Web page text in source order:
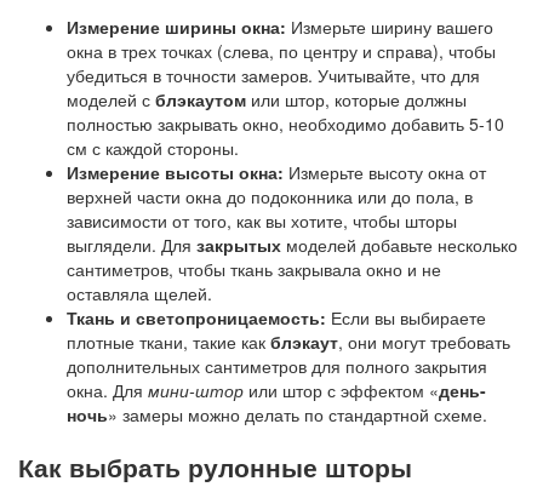
Измерение ширины окна: Измерьте ширину вашего
окна в трех точках (слева, по центру и справа), чтобы
убедиться в точности замеров. Учитывайте, что для
моделей с блэкаутом или штор, которые должны
полностью закрывать окно, необходимо добавить 5-10
см с каждой стороны.
Измерение высоты окна: Измерьте высоту окна от
верхней части окна до подоконника или до пола, в
зависимости от того, как вы хотите, чтобы шторы
выглядели. Для закрытых моделей добавьте несколько
сантиметров, чтобы ткань закрывала окно и не
оставляла щелей.
Ткань и светопроницаемость: Если вы выбираете
плотные ткани, такие как блэкаут, они могут требовать
дополнительных сантиметров для полного закрытия
окна. Для мини-штор или штор с эффектом «день-
ночь» замеры можно делать по стандартной схеме.
Как выбрать рулонные шторы